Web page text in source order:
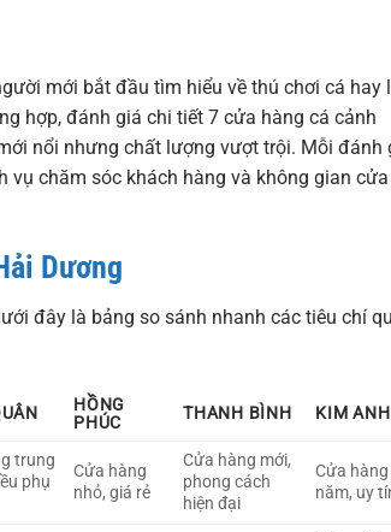
mới bắt đầu tìm hiểu về thú chơi cá hay
hợp, đánh giá chi tiết 7 cửa hàng cá cảnh
nổi nhưng chất lượng vượt trội. Mỗi đánh
vụ chăm sóc khách hàng và không gian cửa
Dương
đây là bảng so sánh nhanh các tiêu chí
HỒNG
PHÚC
THANH BÌNH KIM ANH
trung
phụ
Cửa hàng
nhỏ, giá rẻ
Cửa hàng mới,
phong cách
hiện đại
Cửa hàng
năm, uy